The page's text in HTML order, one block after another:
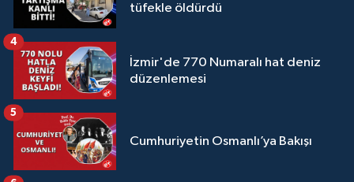
tüfekle öldürdü
İzmir'de 770 Numaralı hat deniz
düzenlemesi
4
Cumhuriyetin Osmanlı’ya Bakışı
5